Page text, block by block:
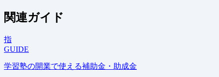
関連ガイド
指
GUIDE
学習塾の開業で使える補助金・助成金